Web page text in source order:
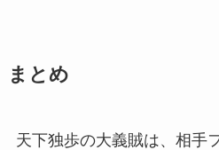
まとめ
天下独歩の大義賊は、相手